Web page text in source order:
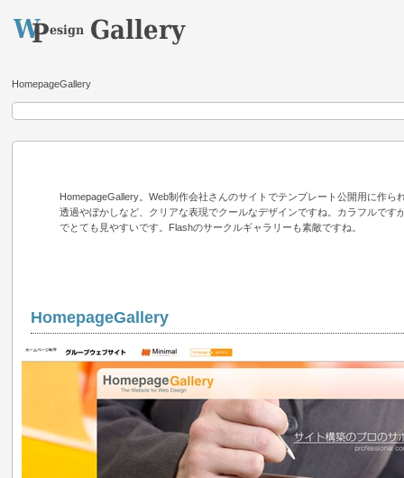
HomepageGallery
HomepageGallery。Web制作会社さんのサイトでテンプレート公開用に作ら
透過やぼかしなど、クリアな表現でクールなデザインですね。カラフルです
でとても見やすいです。Flashのサークルギャラリーも素敵ですね。
HomepageGallery